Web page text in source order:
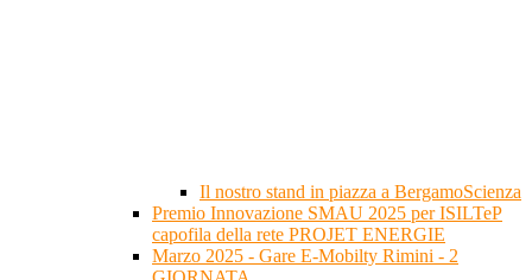
Il nostro stand in piazza a BergamoScienza
Premio Innovazione SMAU 2025 per ISILTeP
capofila della rete PROJET ENERGIE
Marzo 2025 - Gare E-Mobilty Rimini - 2